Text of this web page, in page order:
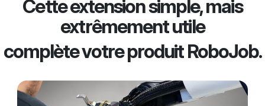
Cette extension simple, mais
extrêmement utile
complète votre produit RoboJob.